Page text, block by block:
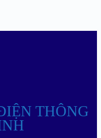
THÔNG